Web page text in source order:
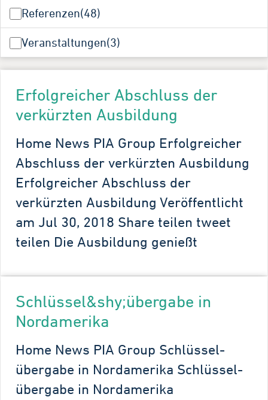
Referenzen(48)
Veranstaltungen(3)
Erfolgreicher Abschluss der
verkürzten Ausbildung
Home News PIA Group Erfolgreicher
Abschluss der verkürzten Ausbildung
Erfolgreicher Abschluss der
verkürzten Ausbildung Veröffentlicht
am Jul 30, 2018 Share teilen tweet
teilen Die Ausbildung genießt
Schlüssel&shy;übergabe in
Nordamerika
Home News PIA Group Schlüssel­
übergabe in Nordamerika Schlüssel­
übergabe in Nordamerika